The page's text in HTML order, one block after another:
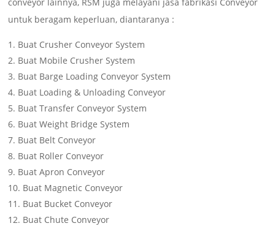
untuk beragam keperluan, diantaranya :
Buat Crusher Conveyor System
Buat Mobile Crusher System
Buat Barge Loading Conveyor System
Buat Loading & Unloading Conveyor
Buat Transfer Conveyor System
Buat Weight Bridge System
Buat Belt Conveyor
Buat Roller Conveyor
Buat Apron Conveyor
Buat Magnetic Conveyor
Buat Bucket Conveyor
Buat Chute Conveyor